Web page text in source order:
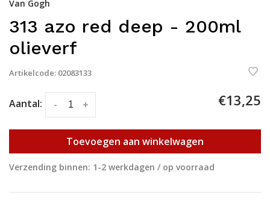
Van Gogh
313 azo red deep - 200ml
olieverf
Artikelcode: 02083133
Aantal: +
- €13,25
Toevoegen aan winkelwagen
Verzending binnen: 1-2 werkdagen / op voorraad